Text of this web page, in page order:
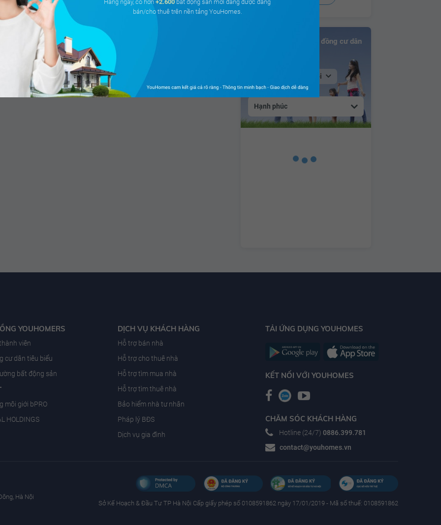
Bảng xếp hạng Cộng đồng cư dân
Tại Hà Nội
Hạnh phúc
YOUHOMERS
viên
cư dân tiêu biểu
bất động sản
môi giới bPRO
HOLDINGS
DỊCH VỤ KHÁCH HÀNG
Hỗ trợ bán nhà
Hỗ trợ cho thuê nhà
Hỗ trợ tìm mua nhà
Hỗ trợ tìm thuê nhà
Bảo hiểm nhà tư nhân
Pháp lý BĐS
Dịch vụ gia đình
TẢI ỨNG DỤNG YOUHOMES
KẾT NỐI VỚI YOUHOMES
CHĂM SÓC KHÁCH HÀNG
Hotline (24/7) 0886.399.781
contact@youhomes.vn
Hà Nội
Sở Kế Hoạch & Ðầu Tư TP Hà Nội Cấp giấy phép số 0108591862 ngày 17/01/2019 - Mã số thuế: 0108591862
Hàng ngày, có hơn +2.600 bất động sản mới đang được đăng
bán/cho thuê trên nền tảng YouHomes.